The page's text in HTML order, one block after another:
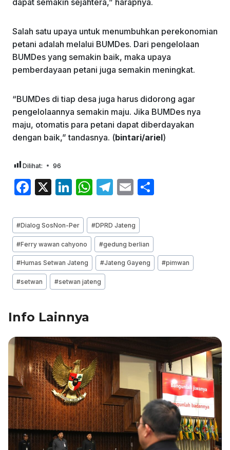
dapat semakin sejahtera,” harapnya.
Salah satu upaya untuk menumbuhkan perekonomian
petani adalah melalui BUMDes. Dari pengelolaan
BUMDes yang semakin baik, maka upaya
pemberdayaan petani juga semakin meningkat.
“BUMDes di tiap desa juga harus didorong agar
pengelolaannya semakin maju. Jika BUMDes nya
maju, otomatis para petani dapat diberdayakan
dengan baik,” tandasnya. (bintari/ariel)
Dilihat: 96
F
c
e
b
o
o
X
Li
k
e
dI
n
W
at
s
A
p
p
T
e
gr
a
m
E
ai
l
Post
Tags:
#Dialog SosNon-Per #DPRD Jateng
#Ferry wawan cahyono #gedung berlian
#Humas Setwan Jateng #Jateng Gayeng #pimwan
#setwan #setwan jateng
Info Lainnya